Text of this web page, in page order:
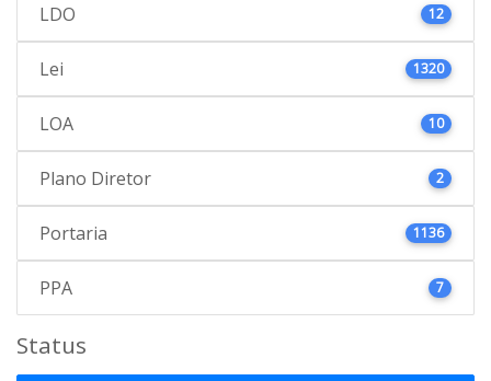
LDO 12
Lei 1320
LOA 10
Plano Diretor 2
Portaria 1136
PPA 7
Status